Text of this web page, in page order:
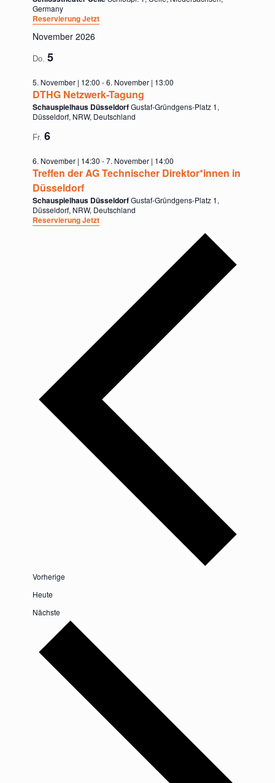
Germany
Reservierung Jetzt
November 2026
Do. 5
5. November | 12:00 -6. November | 13:00
DTHG Netzwerk-Tagung
Schauspielhaus DüsseldorfGustaf-Gründgens-Platz 1,
Düsseldorf, NRW, Deutschland
Fr. 6
6. November | 14:30 -7. November | 14:00
Treffen der AG Technischer Direktor*innen in
Düsseldorf
Schauspielhaus DüsseldorfGustaf-Gründgens-Platz 1,
Düsseldorf, NRW, Deutschland
Reservierung Jetzt
VorherigeVeranstaltungen
Heute
NächsteVeranstaltungen